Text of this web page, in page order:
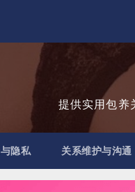
提供实用包养
隐私 关系维护与沟通